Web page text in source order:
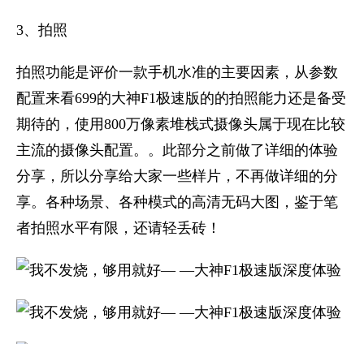
3、拍照
拍照功能是评价一款手机水准的主要因素，从参数
配置来看699的大神F1极速版的的拍照能力还是备受
期待的，使用800万像素堆栈式摄像头属于现在比较
主流的摄像头配置。。此部分之前做了详细的体验
分享，所以分享给大家一些样片，不再做详细的分
享。各种场景、各种模式的高清无码大图，鉴于笔
者拍照水平有限，还请轻丢砖！